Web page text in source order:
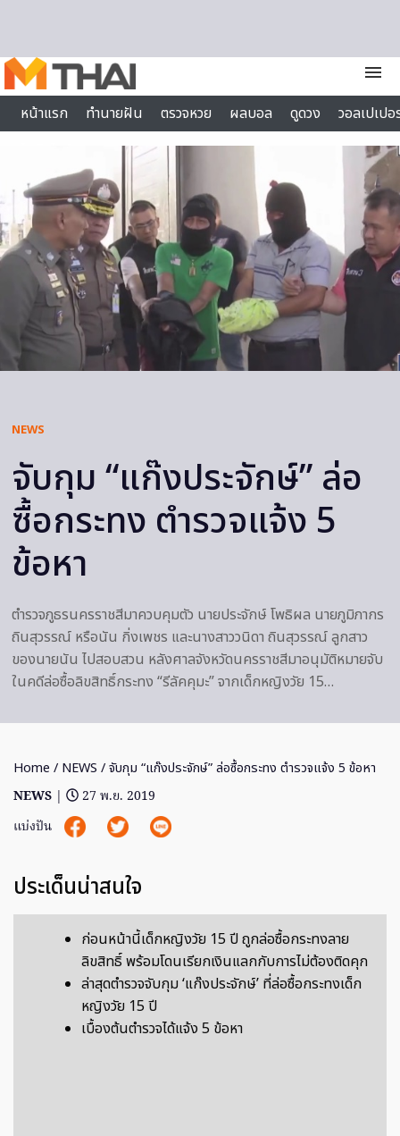
menu
หน้าแรก
ทำนายฝัน ตรวจหวย ผลบอล ดูดวง
วอลเปเป
NEWS
จับกุม “แก๊งประจักษ์” ล่อ
ซื้อกระทง ตำรวจแจ้ง 5
ข้อหา
ตำรวจภูธรนครราชสีมาควบคุมตัว นายประจักษ์ โพธิผล นายภูมิภากร
ถินสุวรรณ์ หรือนัน กิ่งเพชร และนางสาววนิดา ถินสุวรรณ์ ลูกสาว
ของนายนัน ไปสอบสวน หลังศาลจังหวัดนครราชสีมาอนุมัติหมายจับ
ในคดีล่อซื้อลิขสิทธิ์กระทง “รีลัคคุมะ” จากเด็กหญิงวัย 15…
Home / NEWS / จับกุม “แก๊งประจักษ์” ล่อซื้อกระทง ตำรวจแจ้ง 5 ข้อหา
NEWS |
27 พ.ย. 2019
แบ่งปัน
ประเด็นน่าสนใจ
ก่อนหน้านี้เด็กหญิงวัย 15 ปี ถูกล่อซื้อกระทงลาย
ลิขสิทธิ์ พร้อมโดนเรียกเงินแลกกับการไม่ต้องติดคุก
ล่าสุดตำรวจจับกุม ‘แก๊งประจักษ์’ ที่ล่อซื้อกระทงเด็ก
หญิงวัย 15 ปี
เบื้องต้นตำรวจได้แจ้ง 5 ข้อหา